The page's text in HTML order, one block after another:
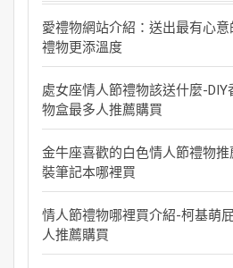
愛禮物網站介紹：送出最有心
禮物更添溫度
處女座情人節禮物該送什麼-
物盒最多人推薦購買
金牛座喜歡的白色情人節禮物
裝筆記本哪裡買
情人節禮物哪裡買介紹-柯基萌
人推薦購買